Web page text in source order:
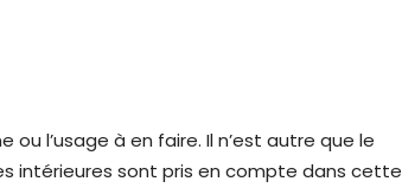
l’usage à en faire. Il n’est autre que le
intérieures sont pris en compte dans cette